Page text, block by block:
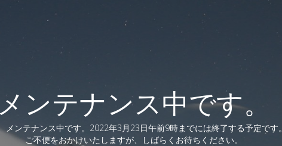
ンテナンス中です。
メンテナンス中です。2022年3月23日午前9時までには終了する予定です。
ご不便をおかけいたしますが、しばらくお待ちください。